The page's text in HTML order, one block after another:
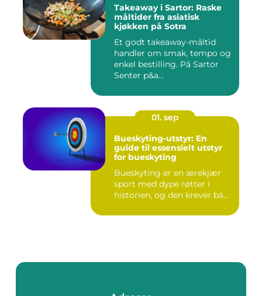
Takeaway i Sartor: Raske
måltider fra asiatisk
kjøkken på Sotra
Et godt takeaway-måltid
handler om smak, tempo og
enkel bestilling. På Sartor
Senter p&a...
01. sep
Bueskyting-utstyr: En
guide til essensielt utstyr
for bueskyting
Bueskyting er en ærekjær
sport med dype røtter i
historien, og den krever bå...